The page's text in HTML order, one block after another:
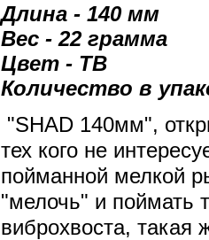
Длина - 140 мм
Вес - 22 грамма
Цвет - TB
Количество в
"SHAD 140мм",
тех кого не
пойманной мелкой
"мелочь" и поймать
виброхвоста, такая